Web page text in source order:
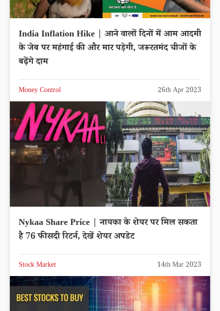
India Inflation Hike | आने वालों दिनों में आम आदमी
के जेब पर महंगाई की और मार पड़ेगी, जरूरतमंद चीजों के
बढ़ेंगे दाम
Money Control 26th Apr 2023
Nykaa Share Price | नायका के शेयर पर मिल सकता
है 76 फीसदी रिटर्न, देखें शेयर अपडेट
Stock Market 14th Mar 2023